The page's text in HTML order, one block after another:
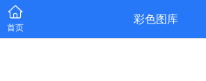
首页
彩色图库